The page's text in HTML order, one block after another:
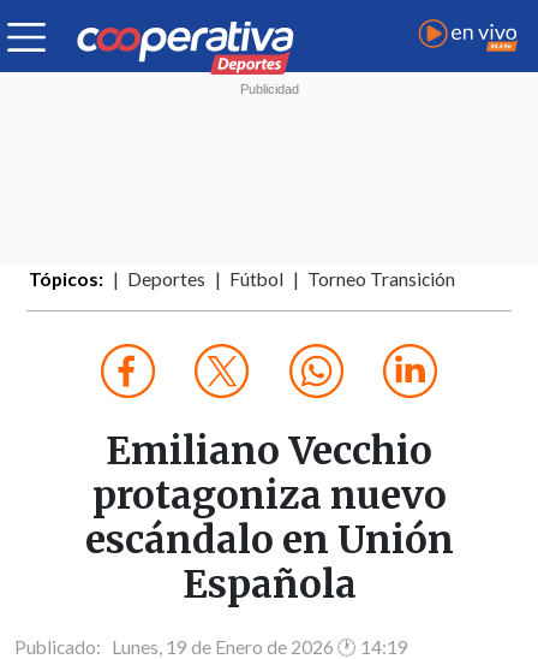
Tópicos: Deportes Fútbol Torneo Transición
Emiliano Vecchio
protagoniza nuevo
escándalo en Unión
Española
Publicado: Lunes, 19 de Enero de 2026 🕐 14:19